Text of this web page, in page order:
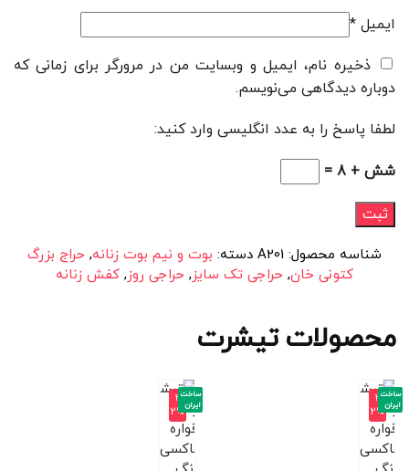
ایمیل *
ذخیره نام، ایمیل و وبسایت من در مرورگر برای زمانی که
دوباره دیدگاهی می‌نویسم.
لطفا پاسخ را به عدد انگلیسی وارد کنید:
شش + 8 =
شناسه محصول: A201 دسته: بوت و نیم بوت زنانه, حراج بزرگ
کتونی خان, حراجی تک سایز, حراجی روز, کفش زنانه
محصولات تیشرت
-3
2%
ساخت
ایران
-3
2%
ساخت
ایران